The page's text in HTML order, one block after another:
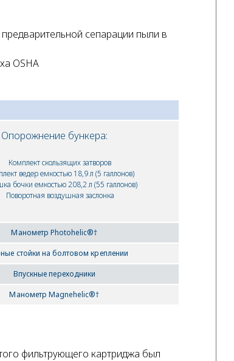
сепарации пыли в
OSHA
Опорожнение бункера:
Комплект скользящих затворов
ведер емкостью 18,9 л (5 галлонов)
бочки емкостью 208,2 л (55 галлонов)
Поворотная воздушная заслонка
Манометр Photohelic®†
стойки на болтовом креплении
Впускные переходники
Манометр Magnehelic®†
фильтрующего картриджа был